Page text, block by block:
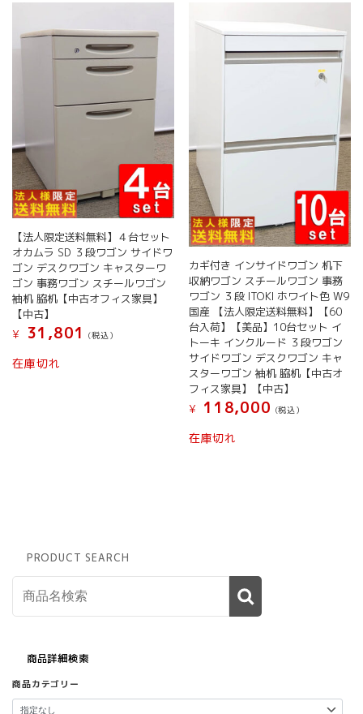
【法人限定送料無料】４台セット
オカムラ SD ３段ワゴン サイドワ
ゴン デスクワゴン キャスターワ
ゴン 事務ワゴン スチールワゴン
袖机 脇机【中古オフィス家具】
【中古】
¥
31,801 (税込）
在庫切れ
カギ付き インサイドワゴン 机下
収納ワゴン スチールワゴン 事務
ワゴン ３段 ITOKI ホワイト色 W9
国産 【法人限定送料無料】【60
台入荷】【美品】10台セット イ
トーキ インクルード ３段ワゴン
サイドワゴン デスクワゴン キャ
スターワゴン 袖机 脇机【中古オ
フィス家具】【中古】
¥
118,000 (税込）
在庫切れ
PRODUCT SEARCH
商品詳細検索
商品カテゴリー